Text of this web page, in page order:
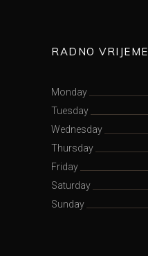
RADNO VRIJEME
Monday
Tuesday
Wednesday
Thursday
Friday
Saturday
Sunday